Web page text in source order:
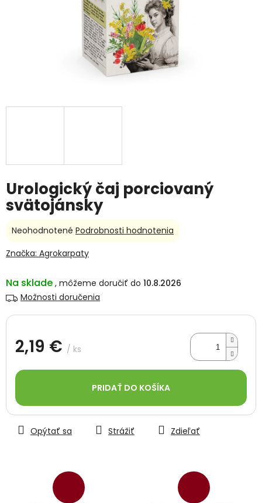
Urologický čaj porciovaný
svätojánsky
Na sklade
10.8.2026
Možnosti doručenia
2,19 € / ks
cena:
PRIDAŤ DO KOŠÍKA
Opýtať sa Strážiť Zdieľať
Priemerné
produktu
z
5
Neohodnotené Podrobnosti hodnotenia
Značka: Agrokarpaty